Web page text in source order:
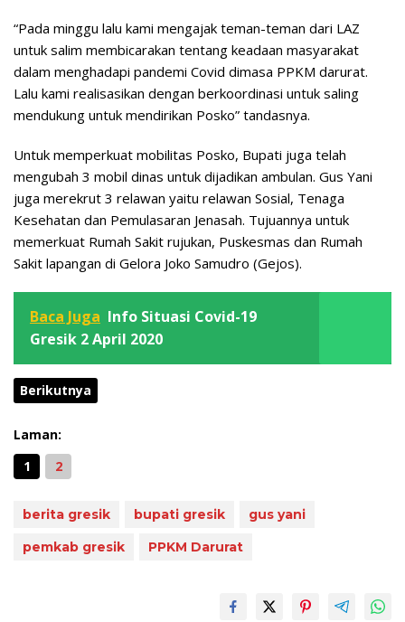
“Pada minggu lalu kami mengajak teman-teman dari LAZ
untuk salim membicarakan tentang keadaan masyarakat
dalam menghadapi pandemi Covid dimasa PPKM darurat.
Lalu kami realisasikan dengan berkoordinasi untuk saling
mendukung untuk mendirikan Posko” tandasnya.
Untuk memperkuat mobilitas Posko, Bupati juga telah
mengubah 3 mobil dinas untuk dijadikan ambulan. Gus Yani
juga merekrut 3 relawan yaitu relawan Sosial, Tenaga
Kesehatan dan Pemulasaran Jenasah. Tujuannya untuk
memerkuat Rumah Sakit rujukan, Puskesmas dan Rumah
Sakit lapangan di Gelora Joko Samudro (Gejos).
Baca Juga Info Situasi Covid-19
Gresik 2 April 2020
Berikutnya
Laman:
1
2
berita gresik bupati gresik
gus yani
pemkab gresik
PPKM Darurat